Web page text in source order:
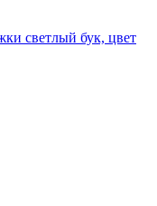
светлый бук, цвет